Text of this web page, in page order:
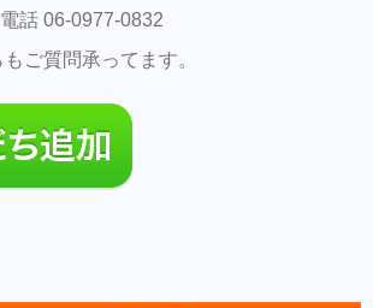
話 06-0977-0832
ご質問承ってます。